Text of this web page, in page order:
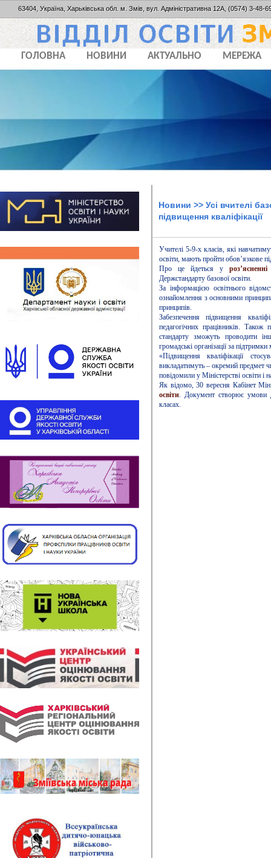
63404, Україна, Харьківська обл. м. Змів, вул. Адміністративна 12А, (0574) 3-48-
ГОЛОВНА НОВИНИ АКТУАЛЬНО МЕРЕЖА
Новини >> Усі вчителі
підвищення кваліфікації
Учителі 5-9-х класів, які
освіти, мають пройти обов’язкове
Про це йдеться у роз’ясненні
Держстандарту базової освіти.
За інформацією освітнього
ознайомлення з основними
принципів.
Забезпечення підвищення
педагогічних працівників. Також
стандарту зможуть проводити
громадські організації за
«Підвищення кваліфікації
викладатимуть – окремий предмет
повідомили у Міністерстві освіти і
Як відомо, 30 вересня Кабінет
освіти. Документ створює умови
класах.